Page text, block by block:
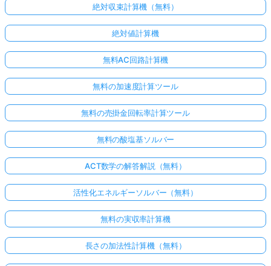
絶対収束計算機（無料）
絶対値計算機
無料AC回路計算機
無料の加速度計算ツール
無料の売掛金回転率計算ツール
無料の酸塩基ソルバー
ACT数学の解答解説（無料）
活性化エネルギーソルバー（無料）
無料の実収率計算機
長さの加法性計算機（無料）